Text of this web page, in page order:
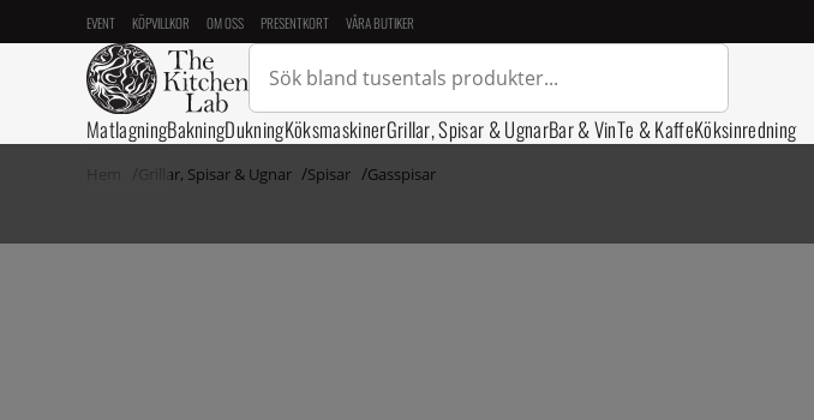
EVENT KÖPVILLKOR OM OSS PRESENTKORT VÅRA BUTIKER
MatlagningBakningDukningKöksmaskinerGrillar, Spisar & UgnarBar & VinTe & KaffeKöksinredning
Grillar, Spisar & Ugnar Spisar Gasspisar